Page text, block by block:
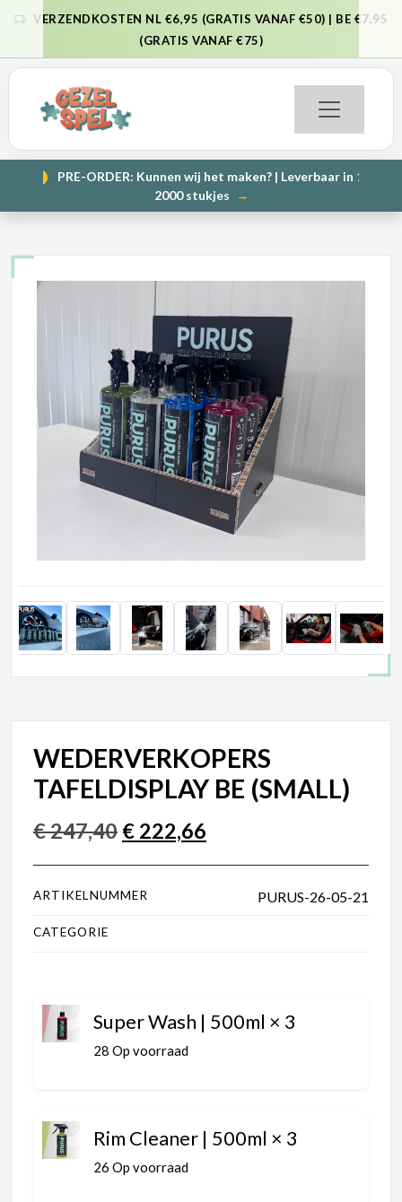
VERZENDKOSTEN NL €6,95 (GRATIS VANAF €50) | BE €7,95
(GRATIS VANAF €75)
PRE-ORDER: Kunnen wij het maken? | Leverbaar in 1000 en
2000 stukjes →
WEDERVERKOPERS
TAFELDISPLAY BE (SMALL)
€247,40 € 222,66
ARTIKELNUMMER PURUS-26-05-21
CATEGORIE
Super Wash | 500ml × 3
28 Op voorraad
Rim Cleaner | 500ml × 3
26 Op voorraad